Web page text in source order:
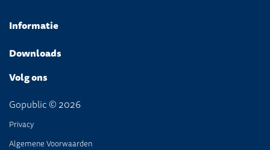
Informatie
Downloads
Volg ons
Gopublic © 2026
Privacy
Algemene Voorwaarden